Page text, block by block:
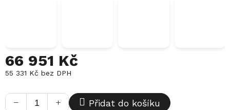
66 951 Kč
55 331 Kč bez DPH
cena:
+
− Přidat do košíku